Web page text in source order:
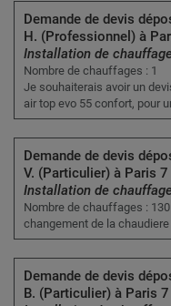
Demande de devis
H. (Professionnel) à
Installation de
Nombre de chauffages : 1
Je souhaiterais avoir un
air top evo 55 confort, pour
Demande de devis
V. (Particulier) à Paris 7
Installation de
Nombre de chauffages : 130
changement de la chaudiere
Demande de devis
B. (Particulier) à Paris 7